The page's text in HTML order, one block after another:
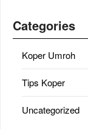
Categories
Koper Umroh
Tips Koper
Uncategorized